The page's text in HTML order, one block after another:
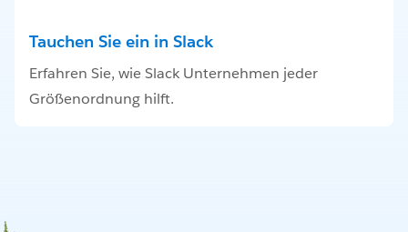
Tauchen Sie ein in Slack
Erfahren Sie, wie Slack Unternehmen jeder
Größenordnung hilft.